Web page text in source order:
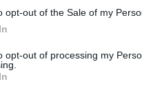
opt-out of the Sale of my
opt-out of processing my
οι Έλληνες
προξενικές
άλλες πόλεις της
τους.